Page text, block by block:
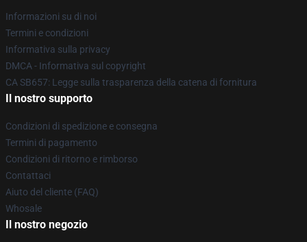
Informazioni su di noi
Termini e condizioni
Informativa sulla privacy
DMCA - Informativa sul copyright
CA SB657: Legge sulla trasparenza della catena di fornitura
Il nostro supporto
Condizioni di spedizione e consegna
Termini di pagamento
Condizioni di ritorno e rimborso
Contattaci
Aiuto del cliente (FAQ)
Whosale
Il nostro negozio